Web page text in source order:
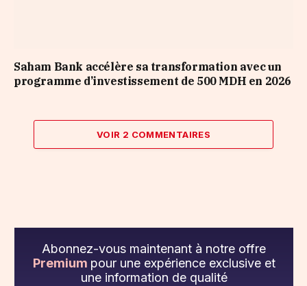
Saham Bank accélère sa transformation avec un
programme d’investissement de 500 MDH en 2026
VOIR 2 COMMENTAIRES
Abonnez-vous maintenant à notre offre
Premium pour une expérience exclusive et
une information de qualité